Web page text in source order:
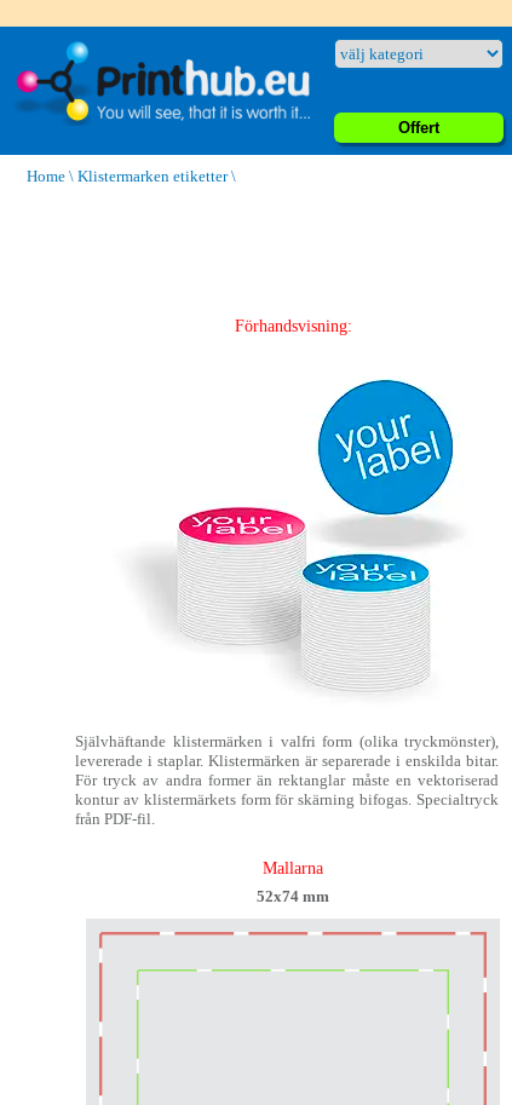
Offert
Home \ Klistermarken etiketter\
Förhandsvisning:
Självhäftande klistermärken i valfri form (olika tryckmönster),
levererade i staplar. Klistermärken är separerade i enskilda bitar.
För tryck av andra former än rektanglar måste en vektoriserad
kontur av klistermärkets form för skärning bifogas. Specialtryck
från PDF-fil.
Mallarna
52x74 mm